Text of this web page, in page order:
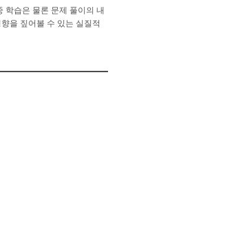
학습은 물론 문제 풀이의 내
을 짚어볼 수 있는 실질적